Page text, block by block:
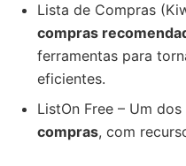
Lista de Compras
compras
ferramentas para
eficientes.
ListOn Free – Um dos
compras, com